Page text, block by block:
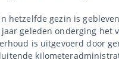
hetzelfde gezin is
geleden onderging het
is uitgevoerd door